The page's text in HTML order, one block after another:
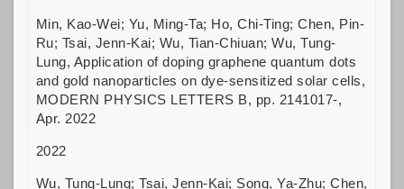
Min, Kao-Wei; Yu, Ming-Ta; Ho, Chi-Ting; Chen, Pin-
Ru; Tsai, Jenn-Kai; Wu, Tian-Chiuan; Wu, Tung-
Lung, Application of doping graphene quantum dots
and gold nanoparticles on dye-sensitized solar cells,
MODERN PHYSICS LETTERS B, pp. 2141017-,
Apr. 2022
2022
Wu, Tung-Lung; Tsai, Jenn-Kai; Song, Ya-Zhu; Chen,